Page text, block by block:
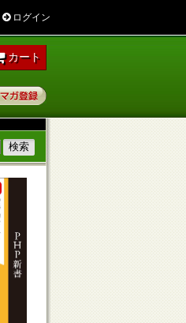
ログイン
カート